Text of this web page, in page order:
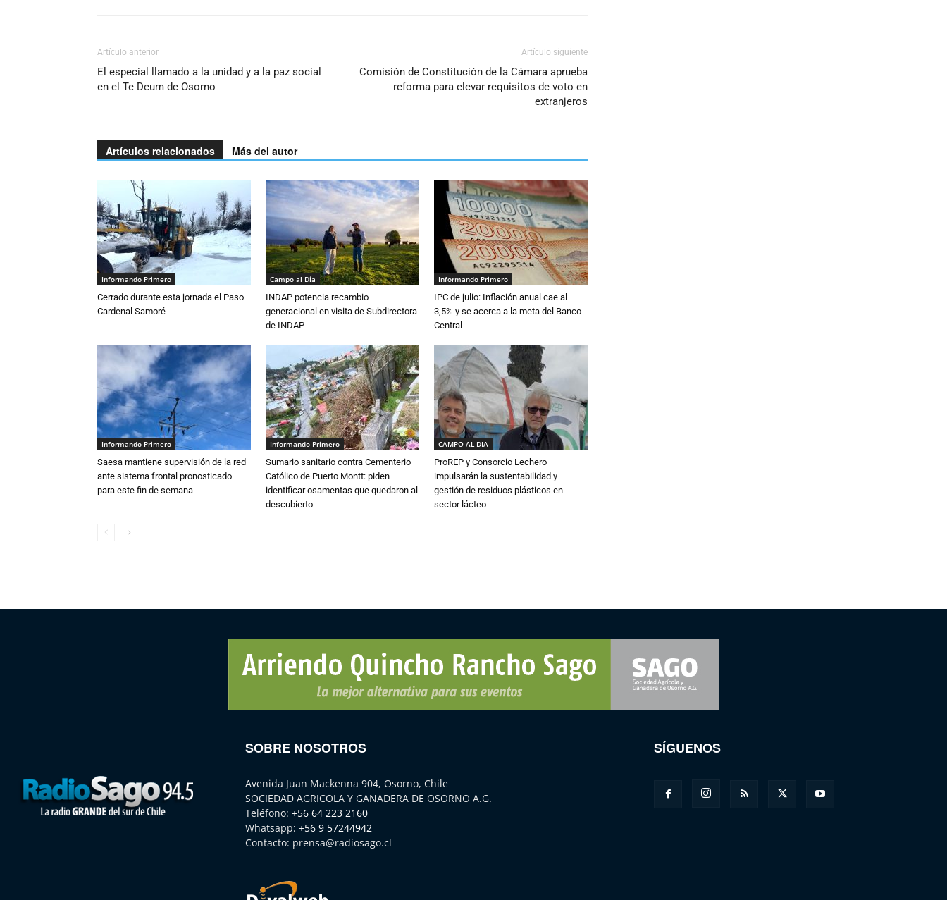
Artículo anterior
El especial llamado a la unidad y a la paz social
en el Te Deum de Osorno
Artículo siguiente
Comisión de Constitución de la Cámara aprueba
reforma para elevar requisitos de voto en
extranjeros
Artículos relacionados Más del autor
Informando Primero
Cerrado durante esta jornada el Paso
Cardenal Samoré
Campo al Día
INDAP potencia recambio
generacional en visita de Subdirectora
de INDAP
Informando Primero
IPC de julio: Inflación anual cae al
3,5% y se acerca a la meta del Banco
Central
Informando Primero
Saesa mantiene supervisión de la red
ante sistema frontal pronosticado
para este fin de semana
Informando Primero
Sumario sanitario contra Cementerio
Católico de Puerto Montt: piden
identificar osamentas que quedaron al
descubierto
CAMPO AL DIA
ProREP y Consorcio Lechero
impulsarán la sustentabilidad y
gestión de residuos plásticos en
sector lácteo
SOBRE NOSOTROS
Avenida Juan Mackenna 904, Osorno, Chile
SOCIEDAD AGRICOLA Y GANADERA DE OSORNO A.G.
Teléfono: +56 64 223 2160
Whatsapp: +56 9 57244942
Contacto: prensa@radiosago.cl
SÍGUENOS